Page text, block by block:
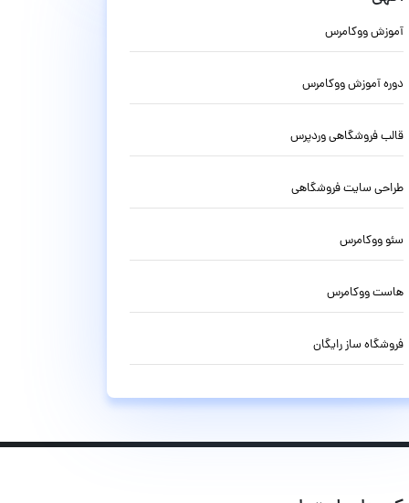
آموزش ووکامرس
دوره آموزش ووکامرس
قالب فروشگاهی وردپرس
طراحی سایت فروشگاهی
سئو ووکامرس
هاست ووکامرس
فروشگاه ساز رایگان